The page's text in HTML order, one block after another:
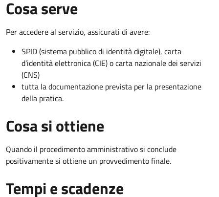
Cosa serve
Per accedere al servizio, assicurati di avere:
SPID (sistema pubblico di identità digitale), carta
d’identità elettronica (CIE) o carta nazionale dei servizi
(CNS)
tutta la documentazione prevista per la presentazione
della pratica.
Cosa si ottiene
Quando il procedimento amministrativo si conclude
positivamente si ottiene un provvedimento finale.
Tempi e scadenze